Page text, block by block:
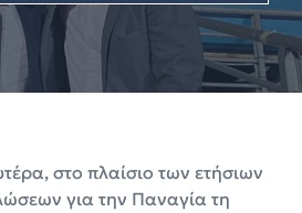
στο πλαίσιο των ετήσιων
για την Παναγία τη